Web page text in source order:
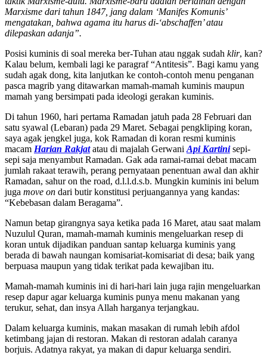
Marxisme dari tahun 1847, jang dalam ‘Manifes Komunis’
mengatakan, bahwa agama itu harus di-‘abschaffen’ atau
dilepaskan adanja”.
Posisi kuminis di soal mereka ber-Tuhan atau nggak sudah klir, kan?
Kalau belum, kembali lagi ke paragraf “Antitesis”. Bagi kamu yang
sudah agak dong, kita lanjutkan ke contoh-contoh menu penganan
pasca magrib yang ditawarkan mamah-mamah kuminis maupun
mamah yang bersimpati pada ideologi gerakan kuminis.
Di tahun 1960, hari pertama Ramadan jatuh pada 28 Februari dan
satu syawal (Lebaran) pada 29 Maret. Sebagai pengkliping koran,
saya agak jengkel juga, kok Ramadan di koran resmi kuminis
macam Harian Rakjatatau di majalah Gerwani Api Kartinisepi-
sepi saja menyambut Ramadan. Gak ada ramai-ramai debat macam
jumlah rakaat terawih, perang pernyataan penentuan awal dan akhir
Ramadan, sahur on the road, d.l.l.d.s.b. Mungkin kuminis ini belum
juga move on dari butir konstitusi perjuangannya yang kandas:
“Kebebasan dalam Beragama”.
Namun betap girangnya saya ketika pada 16 Maret, atau saat malam
Nuzulul Quran, mamah-mamah kuminis mengeluarkan resep di
koran untuk dijadikan panduan santap keluarga kuminis yang
berada di bawah naungan komisariat-komisariat di desa; baik yang
berpuasa maupun yang tidak terikat pada kewajiban itu.
Mamah-mamah kuminis ini di hari-hari lain juga rajin mengeluarkan
resep dapur agar keluarga kuminis punya menu makanan yang
terukur, sehat, dan insya Allah harganya terjangkau.
Dalam keluarga kuminis, makan masakan di rumah lebih afdol
ketimbang jajan di restoran. Makan di restoran adalah caranya
borjuis. Adatnya rakyat, ya makan di dapur keluarga sendiri.